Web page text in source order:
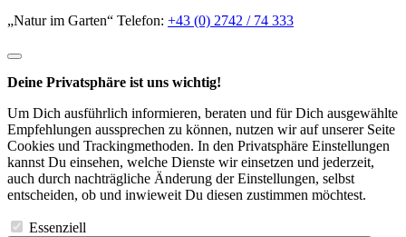
„Natur im Garten“ Telefon: +43 (0) 2742 / 74 333
Deine Privatsphäre ist uns wichtig!
Um Dich ausführlich informieren, beraten und für Dich ausgewählte
Empfehlungen aussprechen zu können, nutzen wir auf unserer Seite
Cookies und Trackingmethoden. In den Privatsphäre Einstellungen
kannst Du einsehen, welche Dienste wir einsetzen und jederzeit,
auch durch nachträgliche Änderung der Einstellungen, selbst
entscheiden, ob und inwieweit Du diesen zustimmen möchtest.
Essenziell